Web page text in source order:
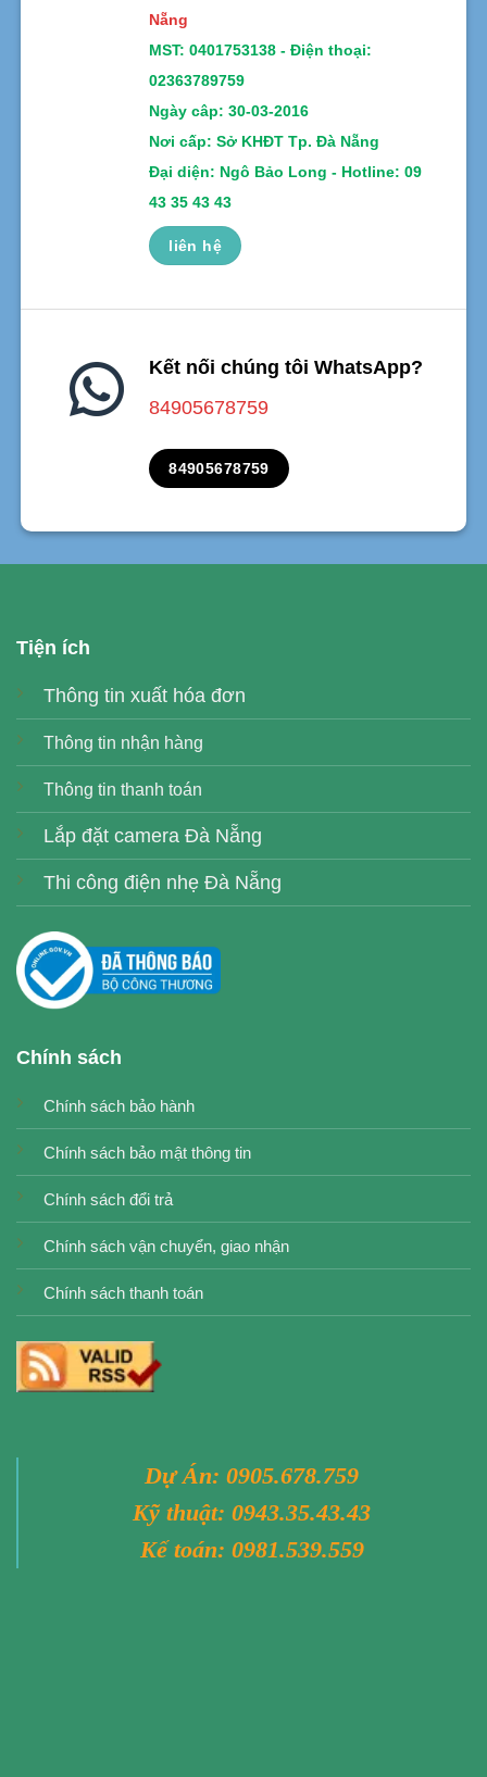
Nẵng
MST: 0401753138 - Điện thoại:
02363789759
Ngày câp: 30-03-2016
Nơi cấp: Sở KHĐT Tp. Đà Nẵng
Đại diện: Ngô Bảo Long - Hotline: 09
43 35 43 43
liên hệ
Kết nối chúng tôi WhatsApp?
84905678759
84905678759
Tiện ích
Thông tin xuất hóa đơn
Thông tin nhận hàng
Thông tin thanh toán
Lắp đặt camera Đà Nẵng
Thi công điện nhẹ Đà Nẵng
Chính sách
Chính sách bảo hành
Chính sách bảo mật thông tin
Chính sách đổi trả
Chính sách vận chuyển, giao nhận
Chính sách thanh toán
Dự Án: 0905.678.759
Kỹ thuật: 0943.35.43.43
Kế toán: 0981.539.559